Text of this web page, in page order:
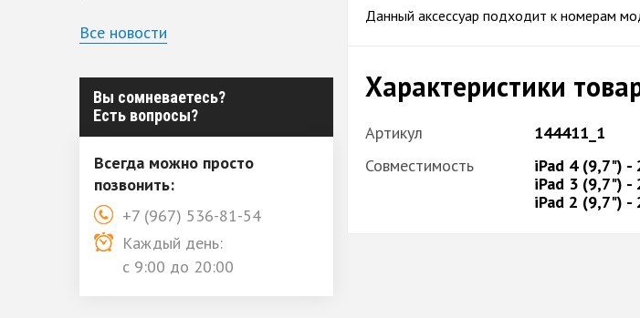
Все новости
Вы сомневаетесь?
Есть вопросы?
Всегда можно просто
позвонить:
+7 (967) 536-81-54
Каждый день:
с 9:00 до 20:00
Данный аксессуар подходит к номерам
Характеристики
Артикул
144411_1
Совместимость
iPad 4 (9,7") -
iPad 3 (9,7") -
iPad 2 (9,7") -